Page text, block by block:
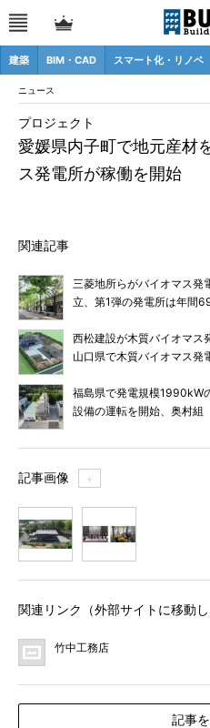
建築 BIM・CAD スマート化・リノベ
ニュース
愛媛県内子町で地元産材
ス発電所が稼働を開始
プロジェクト
関連記事
三菱地所らがバイオマス発
立、第1弾の発電所は年間
西松建設が木質バイオマス
山口県で木質バイオマス発
福島県で発電規模1990kW
設備の運転を開始、奥村組
記事画像 ＋
関連リンク（外部サイトに移動し
竹中工務店
記事